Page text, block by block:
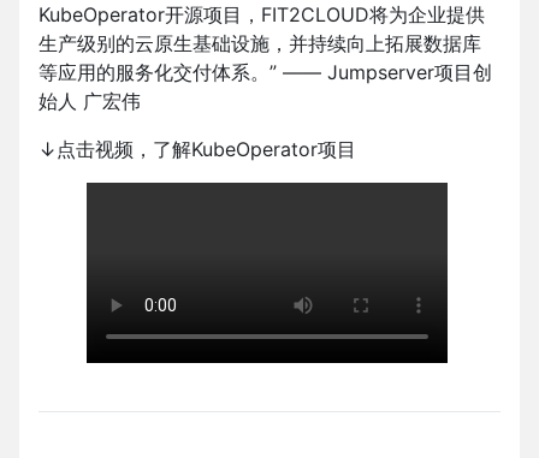
KubeOperator开源项目，FIT2CLOUD将为企业提供
生产级别的云原生基础设施，并持续向上拓展数据库
等应用的服务化交付体系。” —— Jumpserver项目创
始人 广宏伟
↓点击视频，了解KubeOperator项目